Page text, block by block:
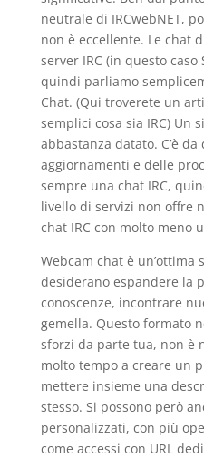
neutrale di IRCwebNET,
non è eccellente. Le chat
server IRC (in questo caso
quindi parliamo
Chat. (Qui troverete un
semplici cosa sia IRC) Un
abbastanza datato. C’è
aggiornamenti e delle
sempre una chat IRC,
livello di servizi non offre
chat IRC con molto meno
Webcam chat è un’ottima
desiderano espandere la
conoscenze, incontrare
gemella. Questo formato
sforzi da parte tua, non è
molto tempo a creare un
mettere insieme una
stesso. Si possono però
personalizzati, con più
come accessi con URL